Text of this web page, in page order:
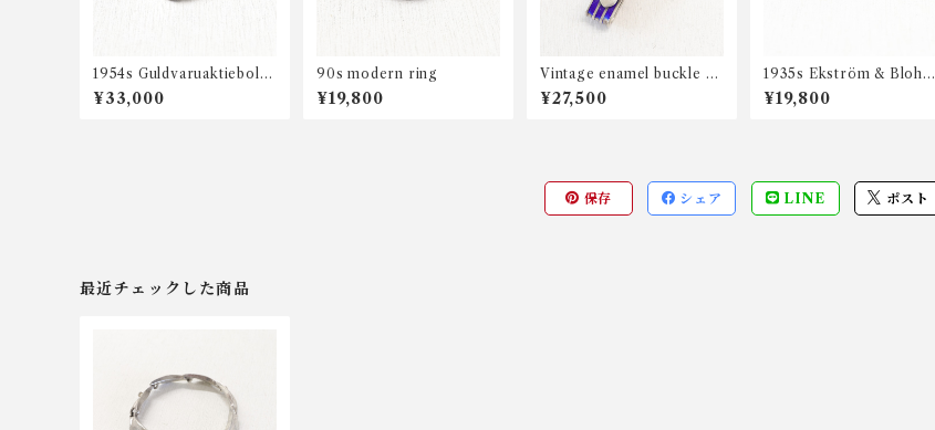
1954s Guldvaruaktiebola
get Gustav Dahlgren & C
o AB signet ring
¥33,000
90s modern ring
¥19,800
Vintage enamel buckle ke
y charm
¥27,500
1935s Ekström & Blohm
art deco ring
¥19,800
保存 シェア LINE ポスト
最近チェックした商品